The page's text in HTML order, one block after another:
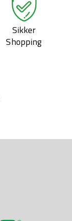
Sikker
Shopping